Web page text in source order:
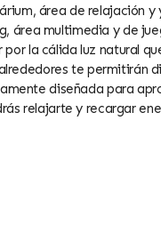
área de relajación
área multimedia y de
la cálida luz natural
te permitirán
diseñada para
relajarte y recargar